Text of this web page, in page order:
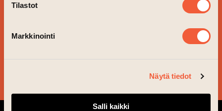
Tilastot
Markkinointi
Näytä tiedot
Salli kaikki
NYHETSBREV OCH
GÅNG!